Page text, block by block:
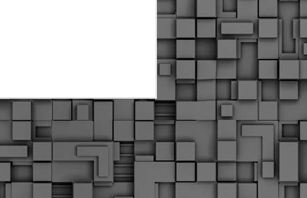
προβλεπόμενου εργοταξίου.